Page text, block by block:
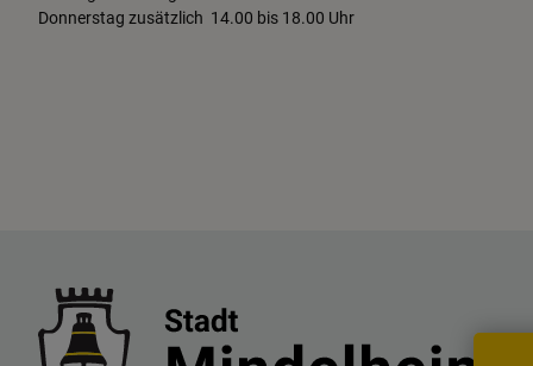
Donnerstag zusätzlich 14.00 bis 18.00 Uhr